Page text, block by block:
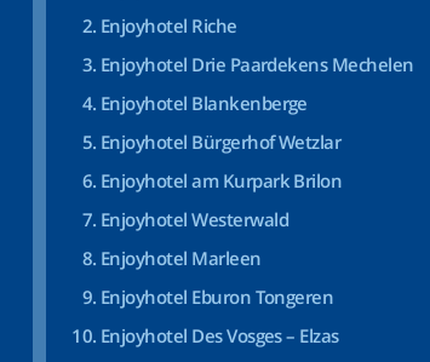
Enjoyhotel Riche
Enjoyhotel Drie Paardekens Mechelen
Enjoyhotel Blankenberge
Enjoyhotel Bürgerhof Wetzlar
Enjoyhotel am Kurpark Brilon
Enjoyhotel Westerwald
Enjoyhotel Marleen
Enjoyhotel Eburon Tongeren
Enjoyhotel Des Vosges – Elzas